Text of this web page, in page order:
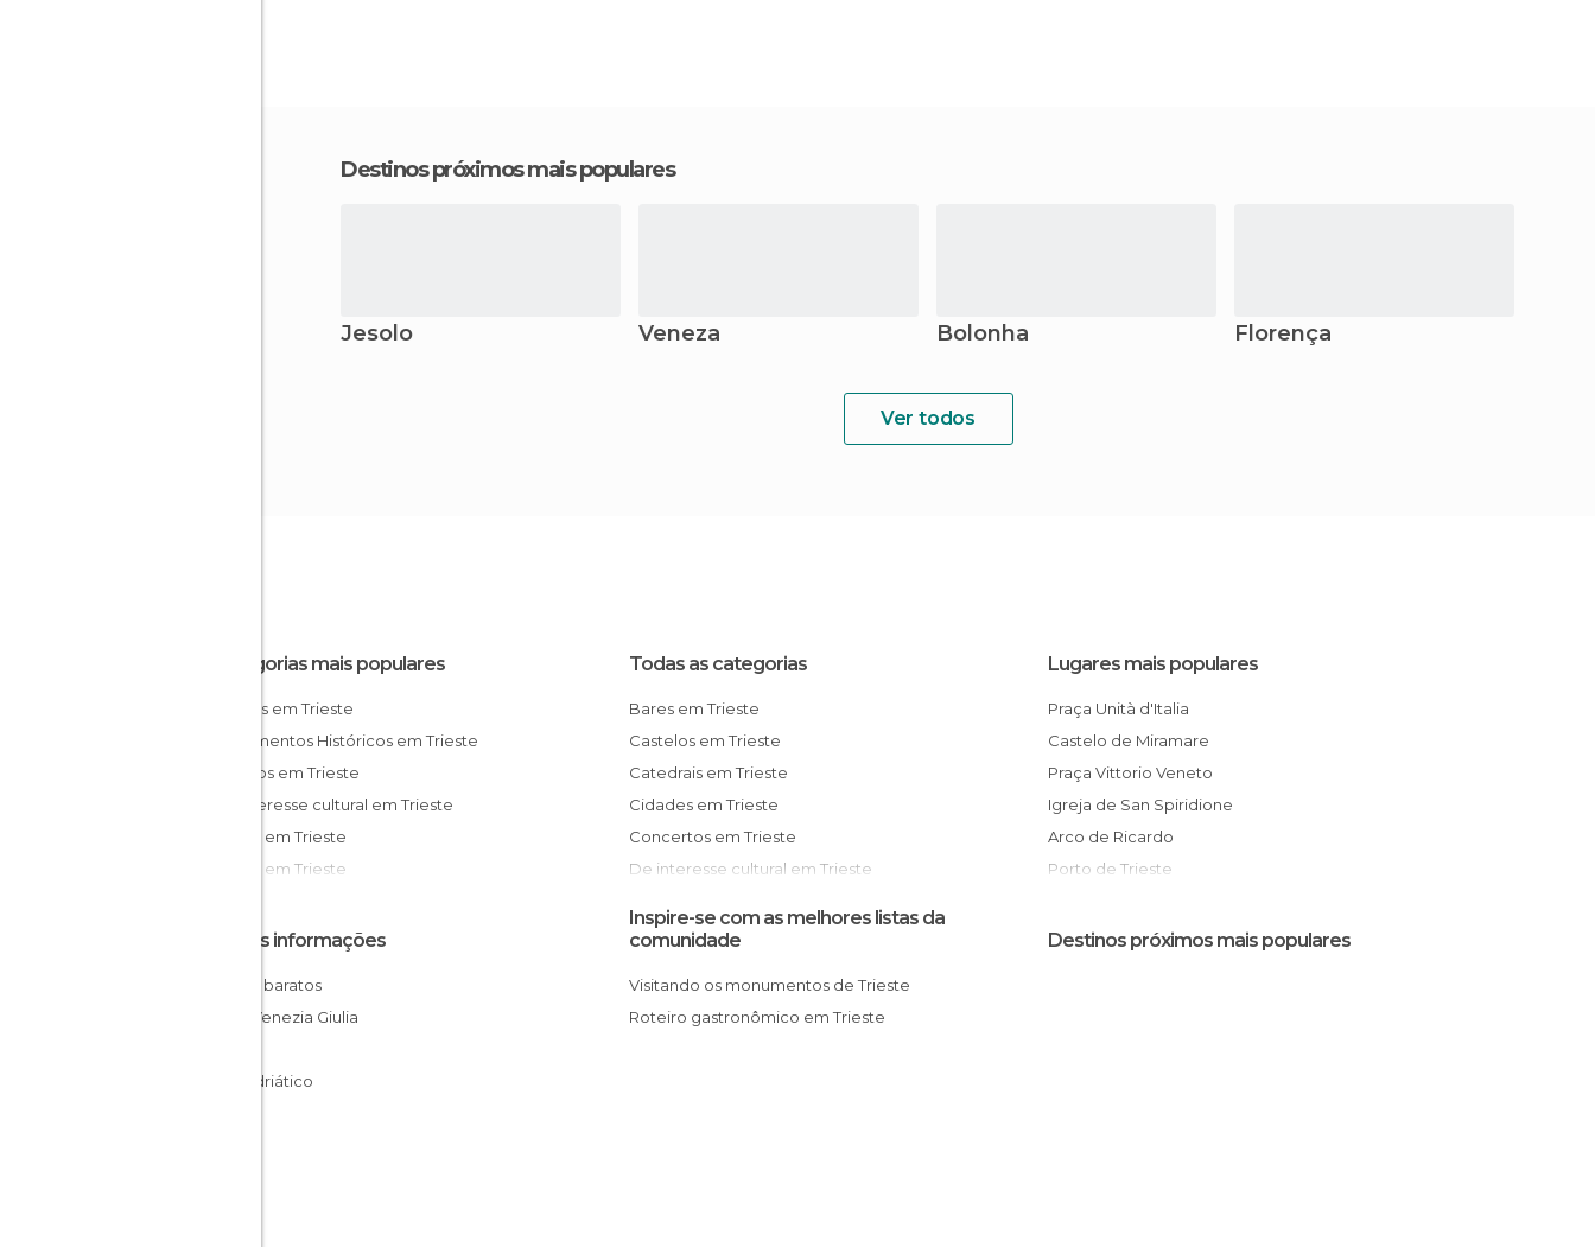
Destinos próximos mais populares
Jesolo Veneza Bolonha Florença
Ver todos
Categorias mais populares
Museus em Trieste
Monumentos Históricos em Trieste
Palácios em Trieste
De interesse cultural em Trieste
Igrejas em Trieste
Praças em Trieste
Todas as categorias
Bares em Trieste
Castelos em Trieste
Catedrais em Trieste
Cidades em Trieste
Concertos em Trieste
De interesse cultural em Trieste
De interesse turístico em Trieste
Igrejas em Trieste
Jardins em Trieste
Lugares mais populares
Praça Unità d'Italia
Castelo de Miramare
Praça Vittorio Veneto
Igreja de San Spiridione
Arco de Ricardo
Porto de Trieste
Aeroporto Friuli Venezia Giulia de Trieste
Outras informações
Hotéis baratos
Friuli-Venezia Giulia
Mar Adriático
Inspire-se com as melhores listas da
comunidade
Visitando os monumentos de Trieste
Roteiro gastronômico em Trieste
Destinos próximos mais populares